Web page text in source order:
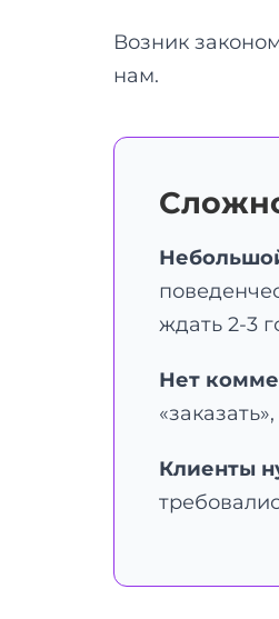
Возник
нам.
ждать 2-3
Нет
Клиенты